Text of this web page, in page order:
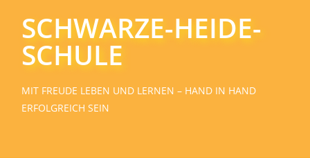
SCHWARZE-HEIDE-
SCHULE
MIT FREUDE LEBEN UND LERNEN – HAND IN HAND
ERFOLGREICH SEIN